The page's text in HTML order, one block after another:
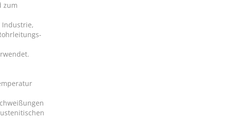
zum
Industrie,